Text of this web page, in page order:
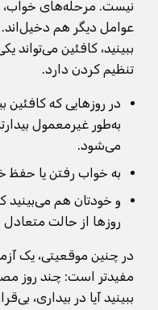
نیست. مرحله‌های
عوامل دیگر هم دخیل‌اند.
ببینید، کافئین می‌تواند
تنظیم کردن دارد.
در روزهایی که کافئین
به‌طور غیرمعمول
می‌شود.
به خواب رفتن یا حفظ
و خودتان هم می‌بینید
روزها از حالت متعادل
در چنین موقعیتی، یک
مفیدتر است: چند روز
ببینید آیا در بیداری،